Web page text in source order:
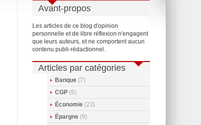
Avant-propos
Les articles de ce blog d'opinion
personnelle et de libre réflexion n'engagent
que leurs auteurs, et ne comportent aucun
contenu publi-rédactionnel.
Articles par catégories
Banque (7)
CGP (6)
Économie (23)
Épargne (9)